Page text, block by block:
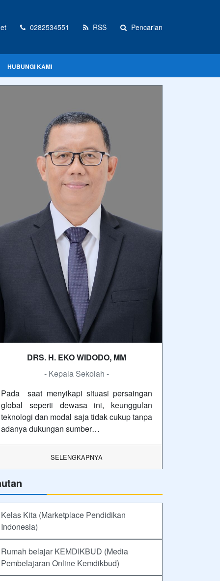
0282534551 RSS Pencarian
HUBUNGI KAMI
DRS. H. EKO WIDODO, MM
- Kepala Sekolah -
Pada saat menyikapi situasi persaingan
global seperti dewasa ini, keunggulan
teknologi dan modal saja tidak cukup tanpa
adanya dukungan sumber…
SELENGKAPNYA
Kelas Kita (Marketplace Pendidikan
Indonesia)
Rumah belajar KEMDIKBUD (Media
Pembelajaran Online Kemdikbud)